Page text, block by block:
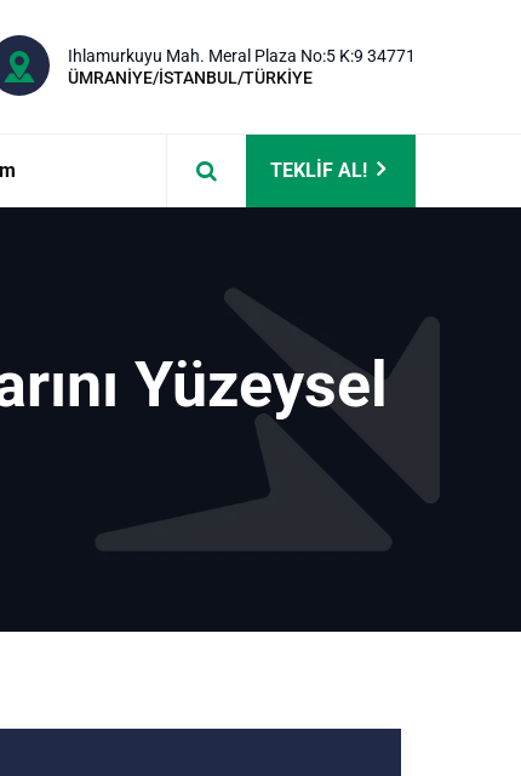
Ihlamurkuyu Mah. Meral Plaza No:5 K:9 34771
ÜMRANİYE/İSTANBUL/TÜRKİYE
TEKLİF AL!
Yüzeysel